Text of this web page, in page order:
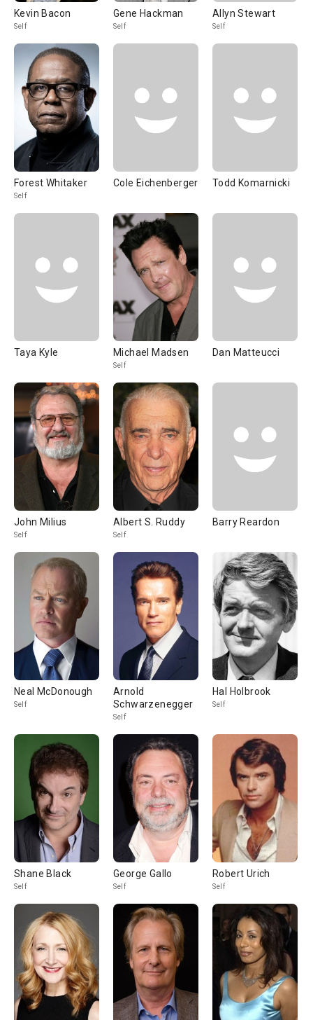
Kevin Bacon
Self
Gene Hackman
Self
Allyn Stewart
Self
Forest Whitaker
Self
Cole Eichenberger Todd Komarnicki
Taya Kyle Michael Madsen
Self
Dan Matteucci
John Milius
Self
Albert S. Ruddy
Self
Barry Reardon
Neal McDonough
Self
Arnold
Schwarzenegger
Self
Hal Holbrook
Self
Shane Black
Self
George Gallo
Self
Robert Urich
Self